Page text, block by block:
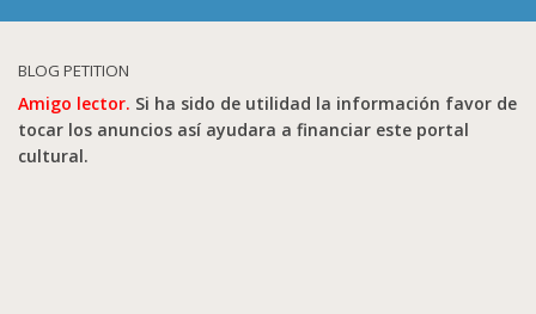
BLOG PETITION
Amigo lector. Si ha sido de utilidad la información favor de
tocar los anuncios así ayudara a financiar este portal
cultural.